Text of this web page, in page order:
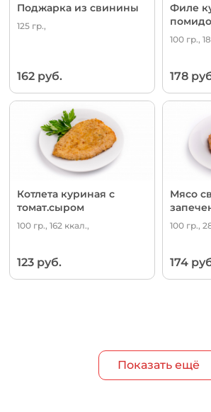
Поджарка из свинины
125 гр.,
162 руб.
Филе
100 гр.,
178
Котлета куриная с
томат.сыром
100 гр., 162 ккал.,
123 руб.
Мясо
100 гр.,
174
Показать ещё